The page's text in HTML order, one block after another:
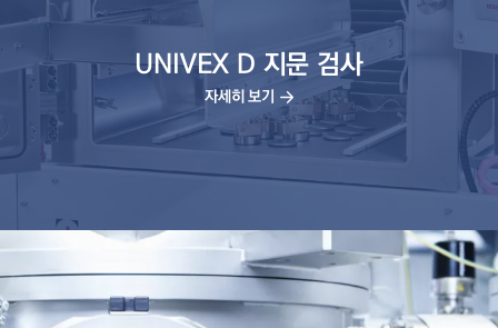
UNIVEX D 지문 검사
자세히 보기